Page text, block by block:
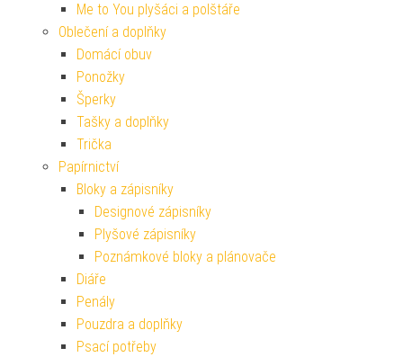
Me to You plyšáci a polštáře
Oblečení a doplňky
Domácí obuv
Ponožky
Šperky
Tašky a doplňky
Trička
Papírnictví
Bloky a zápisníky
Designové zápisníky
Plyšové zápisníky
Poznámkové bloky a plánovače
Diáře
Penály
Pouzdra a doplňky
Psací potřeby